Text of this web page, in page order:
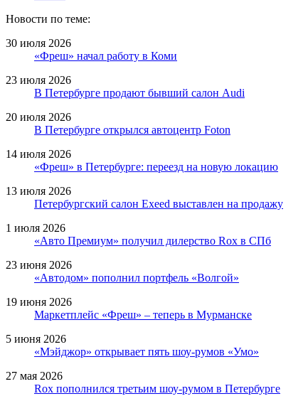
Новости по теме:
30 июля 2026
«Фреш» начал работу в Коми
23 июля 2026
В Петербурге продают бывший салон Audi
20 июля 2026
В Петербурге открылся автоцентр Foton
14 июля 2026
«Фреш» в Петербурге: переезд на новую локацию
13 июля 2026
Петербургский салон Exeed выставлен на продажу
1 июля 2026
«Авто Премиум» получил дилерство Rox в СПб
23 июня 2026
«Автодом» пополнил портфель «Волгой»
19 июня 2026
Маркетплейс «Фреш» – теперь в Мурманске
5 июня 2026
«Мэйджор» открывает пять шоу-румов «Умо»
27 мая 2026
Rox пополнился третьим шоу-румом в Петербурге